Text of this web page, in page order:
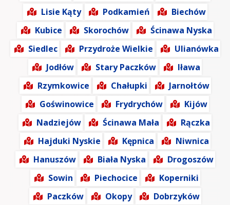
Lisie Kąty
Podkamień
Biechów
Kubice
Skorochów
Ścinawa Nyska
Siedlec
Przydroże Wielkie
Ulianówka
Jodłów
Stary Paczków
Iława
Rzymkowice
Chałupki
Jarnołtów
Goświnowice
Frydrychów
Kijów
Nadziejów
Ścinawa Mała
Rączka
Hajduki Nyskie
Kępnica
Niwnica
Hanuszów
Biała Nyska
Drogoszów
Sowin
Piechocice
Koperniki
Paczków
Okopy
Dobrzyków